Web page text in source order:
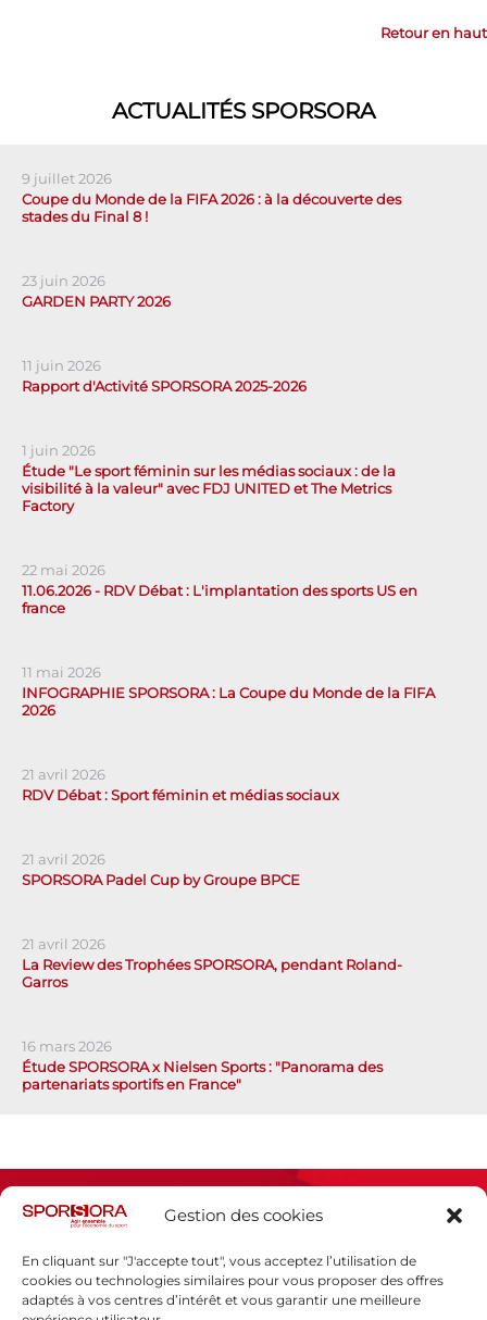
Gestion des cookies
En cliquant sur "J'accepte tout", vous acceptez l’utilisation de
cookies ou technologies similaires pour vous proposer des offres
adaptés à vos centres d’intérêt et vous garantir une meilleure
Retour en haut
ACTUALITÉS SPORSORA
9 juillet 2026
Coupe du Monde de la FIFA 2026 : à la découverte des
stades du Final 8 !
23 juin 2026
GARDEN PARTY 2026
11 juin 2026
Rapport d'Activité SPORSORA 2025-2026
1 juin 2026
Étude "Le sport féminin sur les médias sociaux : de la
visibilité à la valeur" avec FDJ UNITED et The Metrics
Factory
22 mai 2026
11.06.2026 - RDV Débat : L'implantation des sports US en
france
11 mai 2026
INFOGRAPHIE SPORSORA : La Coupe du Monde de la FIFA
2026
21 avril 2026
RDV Débat : Sport féminin et médias sociaux
21 avril 2026
SPORSORA Padel Cup by Groupe BPCE
21 avril 2026
La Review des Trophées SPORSORA, pendant Roland-
Garros
16 mars 2026
Étude SPORSORA x Nielsen Sports : "Panorama des
partenariats sportifs en France"
Espace presse